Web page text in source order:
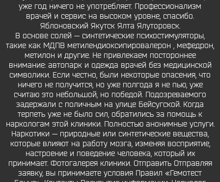
уже год ничего не употребляет. Профессионализм
врачей и сервис на высоком уровне, спасибо.
Яблоновский Якутск Ялта Ялуторовск.
В основе солей — синтетические психостимуляторы,
такие как МДПВ метилендиоксипировалерон , мефедрон,
метилон и другие. Не привлекаем постороннее
внимание: автопарк и одежда врачей без медицинской
символики. Если честно, были некоторые опасения, что
ничего не получится, но уже полгода я не пью, уже
считаю это небольшой, но победой. Подозреваемого
задержали с поличным на улице Бейсугской. Когда
терпеть уже не было сил, обратились за помощь к
наркологам этой клиники. Полностью анонимные услуги.
Наркотики — природные или синтетические вещества,
которые влияют на работу мозга, изменяя восприятие,
настроение и поведение человека, который их
принимает. Фотогалерея клиники. Отправить Отправляя
заявку, вы принимаете условия Правил «Гемотест